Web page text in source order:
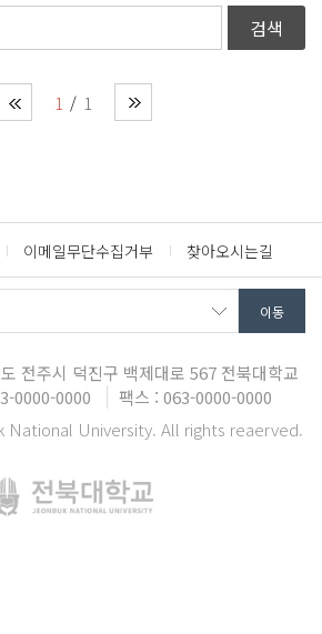
1 1
이메일무단수집거부 찾아오시는길
전주시 덕진구 백제대로 567 전북대학교
0000-0000
팩스 : 063-0000-0000
University. All rights reaerved.